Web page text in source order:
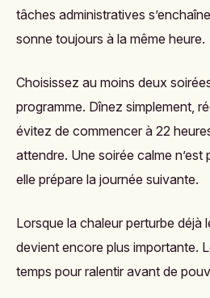
tâches administratives
sonne toujours à la même heure.
Choisissez au moins deux
programme. Dînez simplement,
évitez de commencer à 22
attendre. Une soirée calme n’est
elle prépare la journée suivante.
Lorsque la chaleur perturbe déjà
devient encore plus importante.
temps pour ralentir avant de